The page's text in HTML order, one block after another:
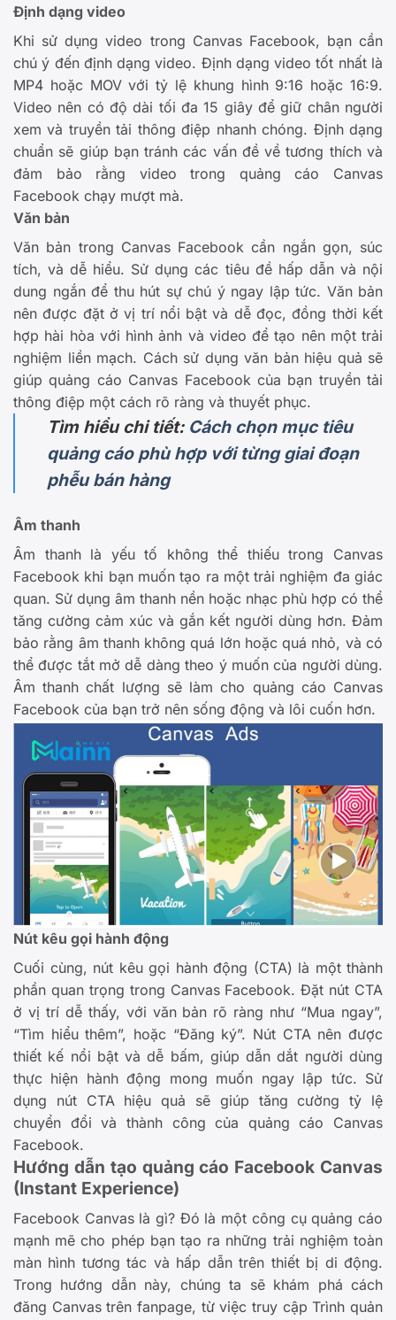
Định dạng video
Khi sử dụng video trong Canvas Facebook, bạn cần
chú ý đến định dạng video. Định dạng video tốt nhất là
MP4 hoặc MOV với tỷ lệ khung hình 9:16 hoặc 16:9.
Video nên có độ dài tối đa 15 giây để giữ chân người
xem và truyền tải thông điệp nhanh chóng. Định dạng
chuẩn sẽ giúp bạn tránh các vấn đề về tương thích và
đảm bảo rằng video trong quảng cáo Canvas
Facebook chạy mượt mà.
Văn bản
Văn bản trong Canvas Facebook cần ngắn gọn, súc
tích, và dễ hiểu. Sử dụng các tiêu đề hấp dẫn và nội
dung ngắn để thu hút sự chú ý ngay lập tức. Văn bản
nên được đặt ở vị trí nổi bật và dễ đọc, đồng thời kết
hợp hài hòa với hình ảnh và video để tạo nên một trải
nghiệm liền mạch. Cách sử dụng văn bản hiệu quả sẽ
giúp quảng cáo Canvas Facebook của bạn truyền tải
thông điệp một cách rõ ràng và thuyết phục.
Tìm hiểu chi tiết: Cách chọn mục tiêu
quảng cáo phù hợp với từng giai đoạn
phễu bán hàng
Âm thanh
Âm thanh là yếu tố không thể thiếu trong Canvas
Facebook khi bạn muốn tạo ra một trải nghiệm đa giác
quan. Sử dụng âm thanh nền hoặc nhạc phù hợp có thể
tăng cường cảm xúc và gắn kết người dùng hơn. Đảm
bảo rằng âm thanh không quá lớn hoặc quá nhỏ, và có
thể được tắt mở dễ dàng theo ý muốn của người dùng.
Âm thanh chất lượng sẽ làm cho quảng cáo Canvas
Facebook của bạn trở nên sống động và lôi cuốn hơn.
Nút kêu gọi hành động
Cuối cùng, nút kêu gọi hành động (CTA) là một thành
phần quan trọng trong Canvas Facebook. Đặt nút CTA
ở vị trí dễ thấy, với văn bản rõ ràng như “Mua ngay”,
“Tìm hiểu thêm”, hoặc “Đăng ký”. Nút CTA nên được
thiết kế nổi bật và dễ bấm, giúp dẫn dắt người dùng
thực hiện hành động mong muốn ngay lập tức. Sử
dụng nút CTA hiệu quả sẽ giúp tăng cường tỷ lệ
chuyển đổi và thành công của quảng cáo Canvas
Facebook.
Hướng dẫn tạo quảng cáo Facebook Canvas
(Instant Experience)
Facebook Canvas là gì? Đó là một công cụ quảng cáo
mạnh mẽ cho phép bạn tạo ra những trải nghiệm toàn
màn hình tương tác và hấp dẫn trên thiết bị di động.
Trong hướng dẫn này, chúng ta sẽ khám phá cách
đăng Canvas trên fanpage, từ việc truy cập Trình quản